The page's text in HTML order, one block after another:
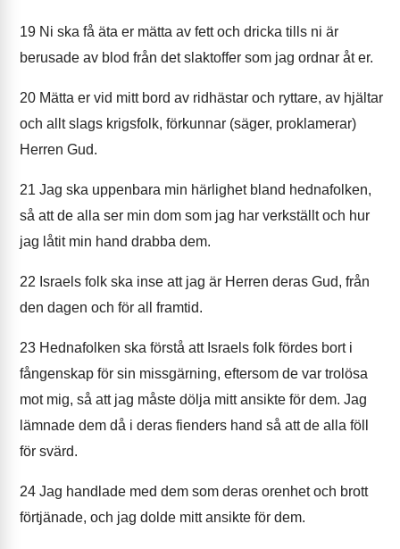
19 Ni ska få äta er mätta av fett och dricka tills ni är
berusade av blod från det slaktoffer som jag ordnar åt er.
20 Mätta er vid mitt bord av ridhästar och ryttare, av hjältar
och allt slags krigsfolk, förkunnar (säger, proklamerar)
Herren Gud.
21 Jag ska uppenbara min härlighet bland hednafolken,
så att de alla ser min dom som jag har verkställt och hur
jag låtit min hand drabba dem.
22 Israels folk ska inse att jag är Herren deras Gud, från
den dagen och för all framtid.
23 Hednafolken ska förstå att Israels folk fördes bort i
fångenskap för sin missgärning, eftersom de var trolösa
mot mig, så att jag måste dölja mitt ansikte för dem. Jag
lämnade dem då i deras fienders hand så att de alla föll
för svärd.
24 Jag handlade med dem som deras orenhet och brott
förtjänade, och jag dolde mitt ansikte för dem.